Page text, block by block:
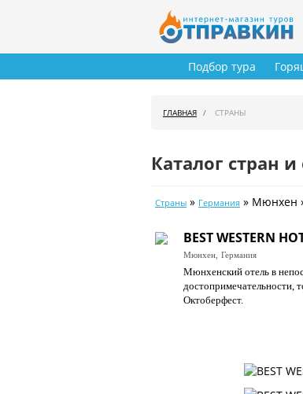
Подбор тура
ГЛАВНАЯ СТРАНЫ
Каталог стран
Страны » Германия » Мюнхен
BEST WESTERN
Мюнхен, Германия
Мюнхенский отель в
достопримечательности,
Октоберфест.